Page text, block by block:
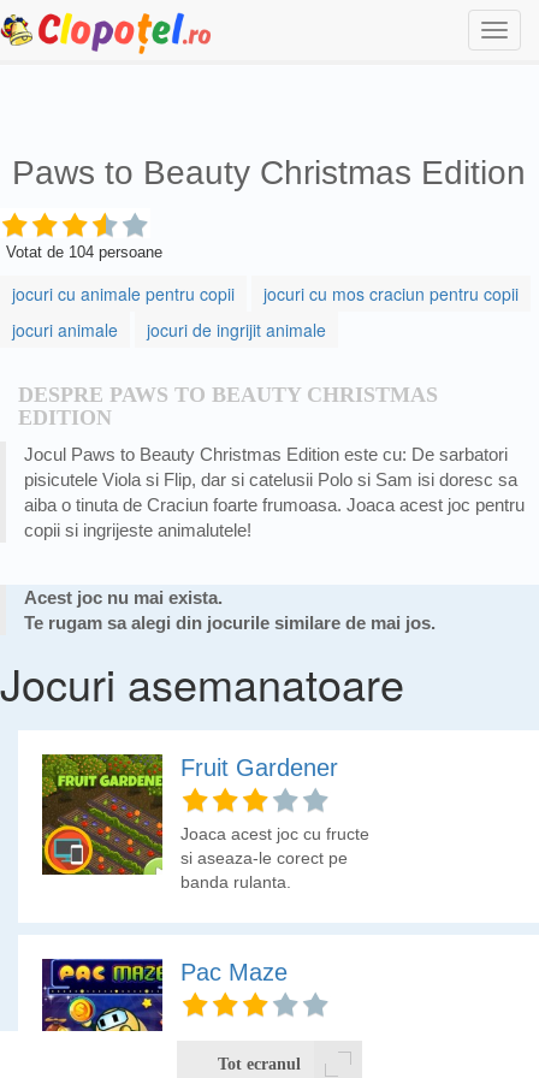
Paws to Beauty Christmas Edition
Votat de 104 persoane
jocuri cu animale pentru copii
jocuri cu mos craciun pentru copii
jocuri animale
jocuri de ingrijit animale
DESPRE PAWS TO BEAUTY CHRISTMAS
EDITION
Jocul Paws to Beauty Christmas Edition este cu: De sarbatori
pisicutele Viola si Flip, dar si catelusii Polo si Sam isi doresc sa
aiba o tinuta de Craciun foarte frumoasa. Joaca acest joc pentru
copii si ingrijeste animalutele!
Acest joc nu mai exista.
Te rugam sa alegi din jocurile similare de mai jos.
Jocuri asemanatoare
Fruit Gardener
Joaca acest joc cu fructe
si aseaza-le corect pe
banda rulanta.
Pac Maze
Colecteaza bulinele din
labirint si incearca sa
Tot ecranul